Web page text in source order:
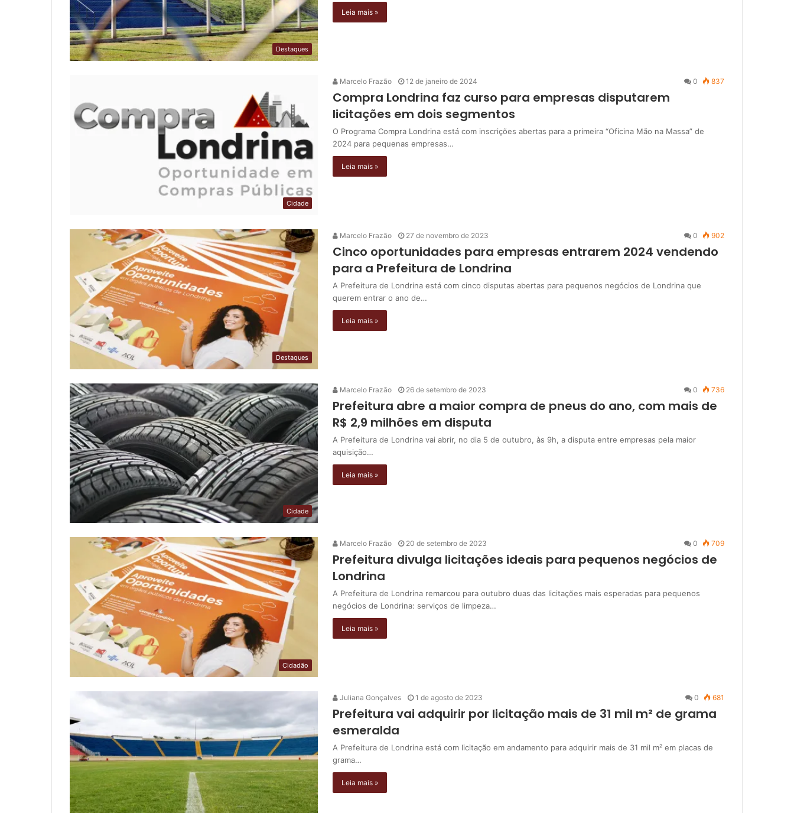
Destaques
Leia mais »
Cidade
Marcelo Frazão 12 de janeiro de 2024 0 837
Compra Londrina faz curso para empresas disputarem
licitações em dois segmentos
O Programa Compra Londrina está com inscrições abertas para a primeira “Oficina Mão na Massa” de
2024 para pequenas empresas…
Leia mais »
Destaques
Marcelo Frazão 27 de novembro de 2023 0 902
Cinco oportunidades para empresas entrarem 2024 vendendo
para a Prefeitura de Londrina
A Prefeitura de Londrina está com cinco disputas abertas para pequenos negócios de Londrina que
querem entrar o ano de…
Leia mais »
Cidade
Marcelo Frazão 26 de setembro de 2023 0 736
Prefeitura abre a maior compra de pneus do ano, com mais de
R$ 2,9 milhões em disputa
A Prefeitura de Londrina vai abrir, no dia 5 de outubro, às 9h, a disputa entre empresas pela maior
aquisição…
Leia mais »
Cidadão
Marcelo Frazão 20 de setembro de 2023 0 709
Prefeitura divulga licitações ideais para pequenos negócios de
Londrina
A Prefeitura de Londrina remarcou para outubro duas das licitações mais esperadas para pequenos
negócios de Londrina: serviços de limpeza…
Leia mais »
Juliana Gonçalves 1 de agosto de 2023 0 681
Prefeitura vai adquirir por licitação mais de 31 mil m² de grama
esmeralda
A Prefeitura de Londrina está com licitação em andamento para adquirir mais de 31 mil m² em placas de
grama…
Leia mais »